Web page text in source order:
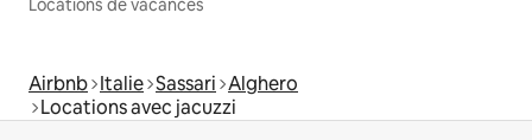
Locations de vacances
Airbnb Italie Sassari Alghero
Locations avec jacuzzi